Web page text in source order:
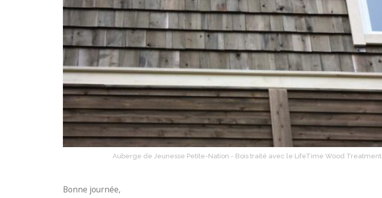
Auberge de Jeunesse Petite-Nation - Bois traité avec le LifeTime Wood Treatment
Bonne journée,